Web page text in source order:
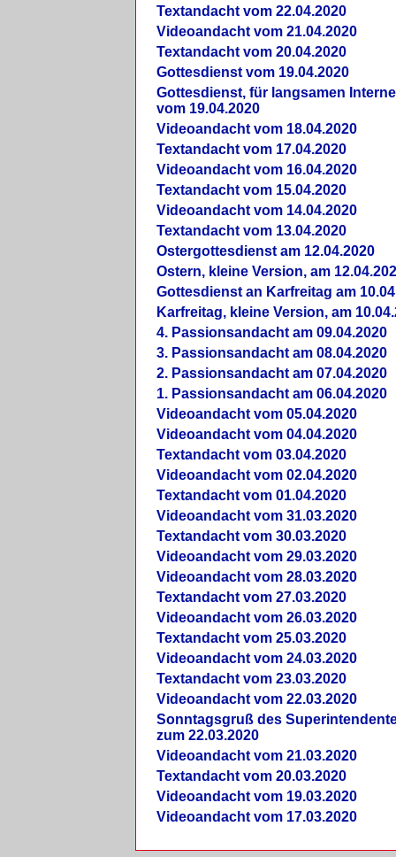
Textandacht vom 22.04.2020
Videoandacht vom 21.04.2020
Textandacht vom 20.04.2020
Gottesdienst vom 19.04.2020
Gottesdienst, für langsamen
vom 19.04.2020
Videoandacht vom 18.04.2020
Textandacht vom 17.04.2020
Videoandacht vom 16.04.2020
Textandacht vom 15.04.2020
Videoandacht vom 14.04.2020
Textandacht vom 13.04.2020
Ostergottesdienst am 12.04.2020
Ostern, kleine Version, am
Gottesdienst an Karfreitag am
Karfreitag, kleine Version, am
4. Passionsandacht am 09.04.2020
3. Passionsandacht am 08.04.2020
2. Passionsandacht am 07.04.2020
1. Passionsandacht am 06.04.2020
Videoandacht vom 05.04.2020
Videoandacht vom 04.04.2020
Textandacht vom 03.04.2020
Videoandacht vom 02.04.2020
Textandacht vom 01.04.2020
Videoandacht vom 31.03.2020
Textandacht vom 30.03.2020
Videoandacht vom 29.03.2020
Videoandacht vom 28.03.2020
Textandacht vom 27.03.2020
Videoandacht vom 26.03.2020
Textandacht vom 25.03.2020
Videoandacht vom 24.03.2020
Textandacht vom 23.03.2020
Videoandacht vom 22.03.2020
Sonntagsgruß des
zum 22.03.2020
Videoandacht vom 21.03.2020
Textandacht vom 20.03.2020
Videoandacht vom 19.03.2020
Videoandacht vom 17.03.2020